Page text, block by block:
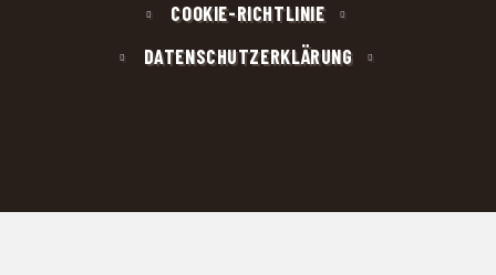
COOKIE-RICHTLINIE
DATENSCHUTZERKLÄRUNG